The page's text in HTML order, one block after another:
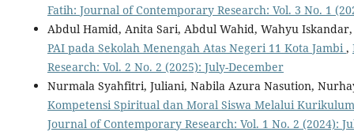
Fatih: Journal of Contemporary Research: Vol. 3 No. 1
Abdul Hamid, Anita Sari, Abdul Wahid, Wahyu
PAI pada Sekolah Menengah Atas Negeri 11 Kota Jambi,
Research: Vol. 2 No. 2 (2025): July-December
Nurmala Syahfitri, Juliani, Nabila Azura Nasution,
Kompetensi Spiritual dan Moral Siswa Melalui
Journal of Contemporary Research: Vol. 1 No. 2 (2024):